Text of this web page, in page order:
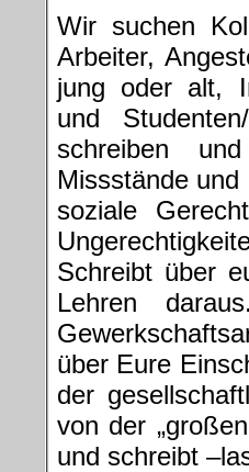
Wir suchen
Arbeiter,
jung oder alt,
und
schreiben
Missstände
soziale
Schreibt über
Lehren
über Eure
der
von der
und schreibt